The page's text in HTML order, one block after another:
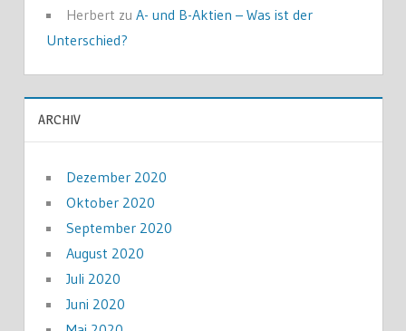
Herbert zu A- und B-Aktien – Was ist der
Unterschied?
ARCHIV
Dezember 2020
Oktober 2020
September 2020
August 2020
Juli 2020
Juni 2020